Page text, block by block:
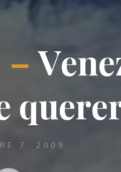
– Vene
quere
7, 2009